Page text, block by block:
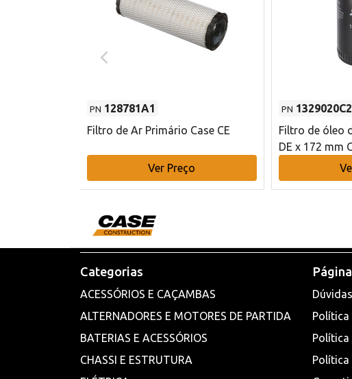
PN 128781A1
Filtro de Ar Primário Case CE
Ver Preço
PN 1329020C2
Filtro de óleo
DE x 172 mm
Categorias
ACESSÓRIOS E CAÇAMBAS
ALTERNADORES E MOTORES DE PARTIDA
BATERIAS E ACESSÓRIOS
CHASSI E ESTRUTURA
Política
Política
Política